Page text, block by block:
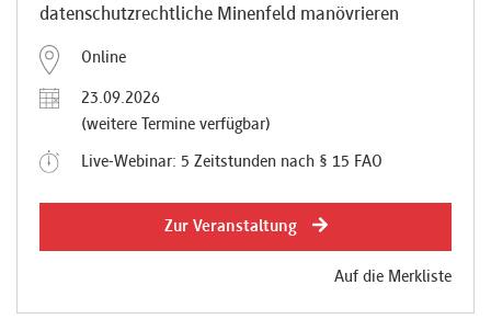
datenschutzrechtliche Minenfeld manövrieren
Online
23.09.2026
(weitere Termine verfügbar)
Live-Webinar: 5 Zeitstunden nach § 15 FAO
Zur Veranstaltung
Auf die Merkliste